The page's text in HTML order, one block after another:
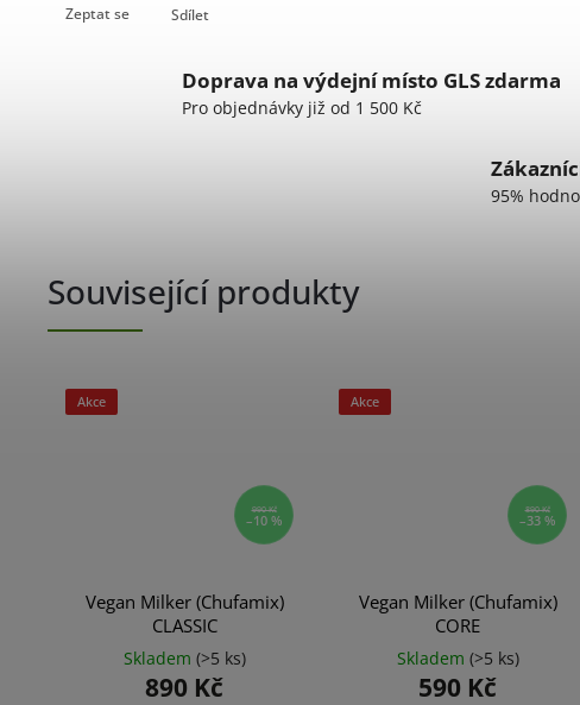
Zeptat se Sdílet
Doprava na výdejní místo GLS zdarma
Pro objednávky již od 1 500 Kč
95%
Související produkty
Akce
990 Kč
–10 %
Vegan Milker (Chufamix)
CLASSIC
Skladem (>5 ks)
890 Kč
Akce
890 Kč
–33 %
Vegan Milker (Chufamix)
CORE
Skladem (>5 ks)
590 Kč